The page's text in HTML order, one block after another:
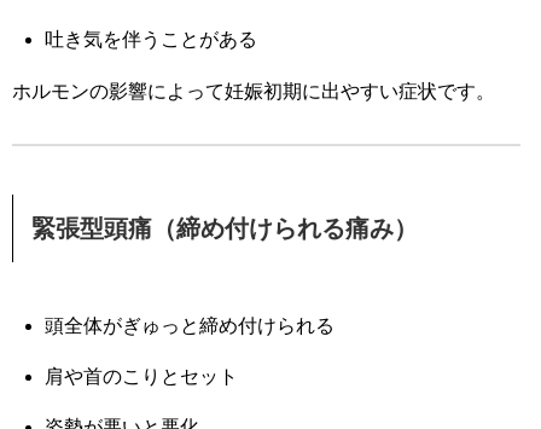
吐き気を伴うことがある
ホルモンの影響によって妊娠初期に出やすい症状です。
緊張型頭痛（締め付けられる痛み）
頭全体がぎゅっと締め付けられる
肩や首のこりとセット